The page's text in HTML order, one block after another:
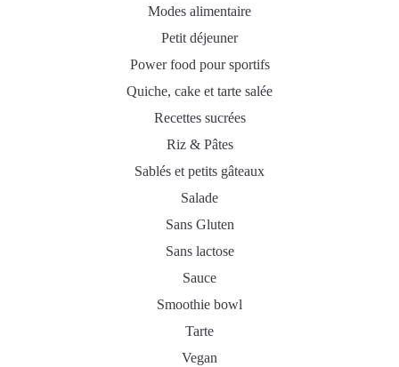
Modes alimentaire
Petit déjeuner
Power food pour sportifs
Quiche, cake et tarte salée
Recettes sucrées
Riz & Pâtes
Sablés et petits gâteaux
Salade
Sans Gluten
Sans lactose
Sauce
Smoothie bowl
Tarte
Vegan